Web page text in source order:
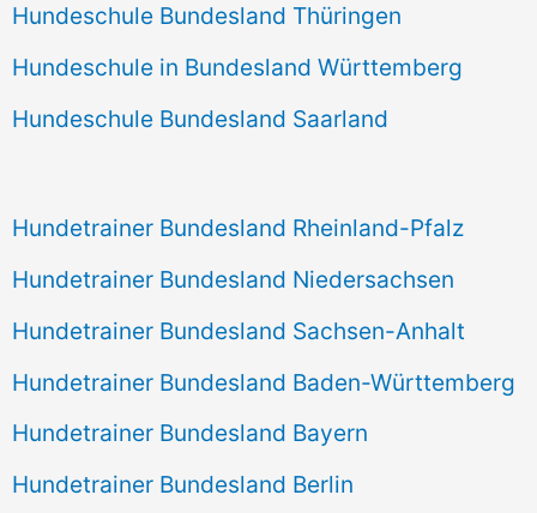
Hundeschule Bundesland Thüringen
Hundeschule in Bundesland Württemberg
Hundeschule Bundesland Saarland
Hundetrainer Bundesland Rheinland-Pfalz
Hundetrainer Bundesland Niedersachsen
Hundetrainer Bundesland Sachsen-Anhalt
Hundetrainer Bundesland Baden-Württemberg
Hundetrainer Bundesland Bayern
Hundetrainer Bundesland Berlin